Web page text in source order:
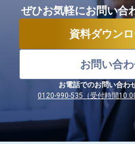
ぜひお気軽にお問い合
お問い合
資料ダウン
お電話でのお問い合わ
0120-990-535（受付時間